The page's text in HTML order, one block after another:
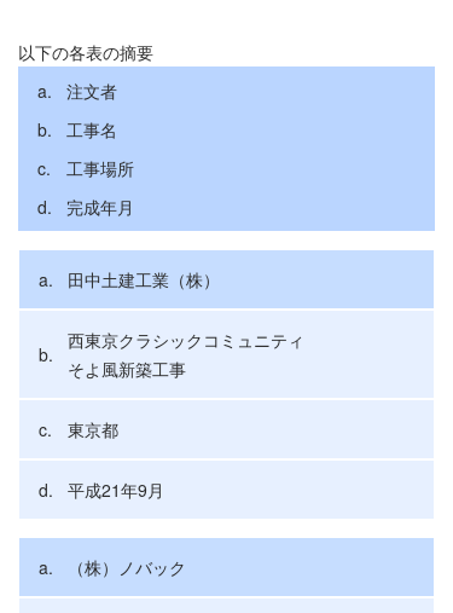
注文者
工事名
工事場所
完成年月
田中土建工業（株）
西東京クラシックコミュニティ
そよ風新築工事
東京都
平成21年9月
（株）ノバック